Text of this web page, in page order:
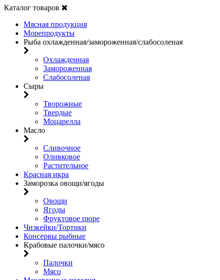
Каталог товаров
Мясная продукция
Морепродукты
Рыба охлажденная/замороженная/слабосоленая
Охлажденная
Замороженная
Слабосоленая
Сыры
Творожные
Твердые
Моцарелла
Масло
Сливочное
Оливковое
Растительное
Красная икра
Заморозка овощи/ягоды
Овощи
Ягоды
Фруктовое пюре
Чизкейки/Тортики
Консервы рыбные
Крабовые палочки/мясо
Палочки
Мясо